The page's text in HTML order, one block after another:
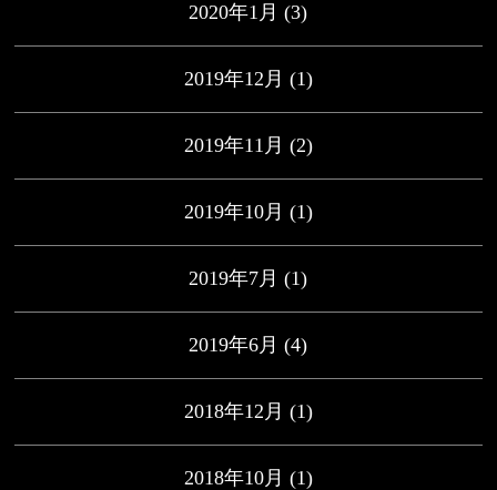
2020年1月 (3)
2019年12月 (1)
2019年11月 (2)
2019年10月 (1)
2019年7月 (1)
2019年6月 (4)
2018年12月 (1)
2018年10月 (1)